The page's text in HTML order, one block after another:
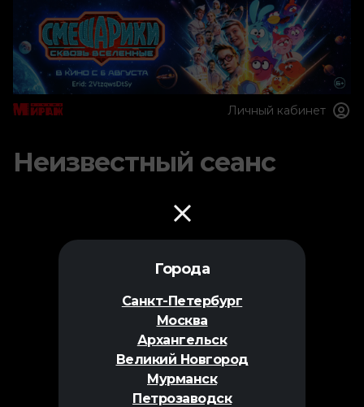
Города
Санкт-Петербург
Москва
Архангельск
Великий Новгород
Мурманск
Петрозаводск
Личный кабинет
Неизвестный сеанс